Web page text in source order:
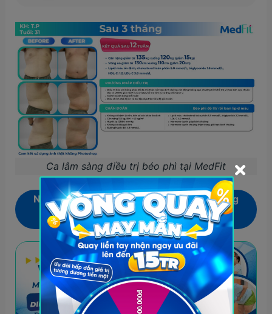
Ca lâm sàng điều trị béo phì tại MedFit
Nhận ngay voucherMiễn phí 100%áp dụng
cho Module dinh dưỡng vận động